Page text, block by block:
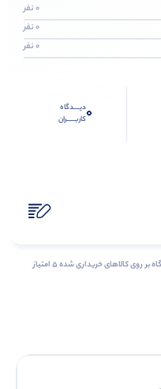
0 نفر
0 نفر
0 نفر
0دیــــدگاه
کاربـــــران
شمـا هـم دربـاره ایـن کــالا دیــدگاه ثبــت کنید، بــا ثبــت‌دیـدگاه بر روی کالاهای خریداری شده ۵ امتیاز